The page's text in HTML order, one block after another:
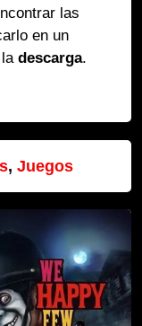
las
en un
descarga.
, Juegos